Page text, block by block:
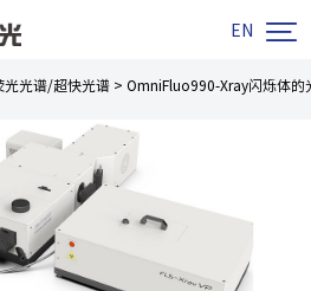
EN 
光光谱/超快光谱 > OmniFluo990-Xray闪烁体的